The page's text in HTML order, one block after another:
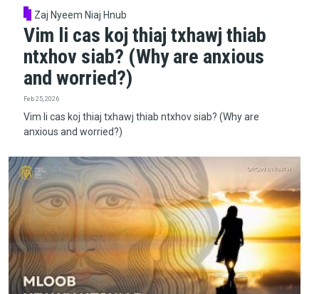
Zaj Nyeem Niaj Hnub
Vim li cas koj thiaj txhawj thiab
ntxhov siab? (Why are anxious
and worried?)
Feb 25, 2026
Vim li cas koj thiaj txhawj thiab ntxhov siab? (Why are
anxious and worried?)